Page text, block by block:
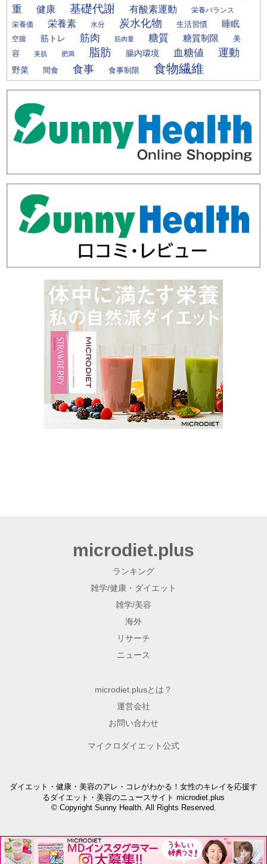
重
健康 基礎代謝 有酸素運動 栄養バランス
栄養価 栄養素 水分 炭水化物 生活習慣 睡眠
空腹 筋トレ 筋肉 筋肉量 糖質 糖質制限
美
容
美肌 肥満 脂肪 腸内環境 血糖値 運動
野菜 間食 食事 食事制限 食物繊維
microdiet.plus
ランキング
雑学/健康・ダイエット
雑学/美容
海外
リサーチ
ニュース
microdiet.plusとは？
運営会社
お問い合わせ
マイクロダイエット公式
ダイエット・健康・美容のアレ・コレがわかる！女性のキレイを応援す
るダイエット・美容のニュースサイト microdiet.plus
© Copyright Sunny Health. All Rights Reserved.